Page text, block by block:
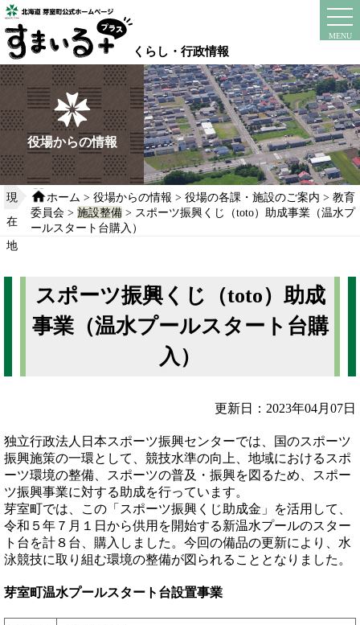
本
文
へ
移
動
る
くらし・行政情報
MENU
instagram
役場からの情報
現
在
地
ホーム > 役場からの情報 > 役場の各課・施設のご案内 > 教育
委員会> 施設整備> スポーツ振興くじ（toto）助成事業（温水プ
ールスタート台購入）
スポーツ振興くじ（toto）助成
事業（温水プールスタート台購
入）
更新日：2023年04月07日
独立行政法人日本スポーツ振興センターでは、国のスポーツ
振興施策の一環として、競技水準の向上、地域におけるスポ
ーツ環境の整備、スポーツの普及・振興を図るため、スポー
ツ振興事業に対する助成を行っています。
芽室町では、この「スポーツ振興くじ助成金」を活用して、
令和５年７月１日から供用を開始する新温水プールのスター
ト台を計８台、購入しました。今回の備品の更新により、水
泳競技に取り組む環境の整備が図られることとなりました。
芽室町温水プールスタート台設置事業